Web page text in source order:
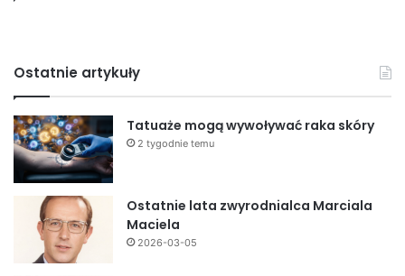
Ostatnie artykuły
Tatuaże mogą wywoływać raka skóry
2 tygodnie temu
Ostatnie lata zwyrodnialca Marciala
Maciela
2026-03-05